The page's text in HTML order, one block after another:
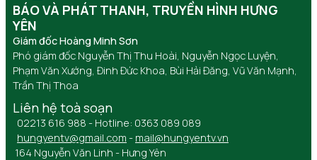
BÁO VÀ PHÁT THANH, TRUYỀN HÌNH HƯNG
YÊN
Giám đốc Hoàng Minh Sơn
Phó giám đốc Nguyễn Thị Thu Hoài, Nguyễn Ngọc Luyện,
Phạm Văn Xướng, Đinh Đức Khoa, Bùi Hải Đăng, Vũ Văn Mạnh,
Trần Thị Thoa
Liên hệ toà soạn
02213 616 988 - Hotline: 0363 089 089
hungyentv@gmail.com - mail@hungyentv.vn
164 Nguyễn Văn Linh - Hưng Yên